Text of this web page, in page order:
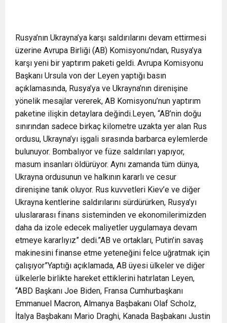
Rusya’nın Ukrayna’ya karşı saldırılarını devam ettirmesi
üzerine Avrupa Birliği (AB) Komisyonu’ndan, Rusya’ya
karşı yeni bir yaptırım paketi geldi. Avrupa Komisyonu
Başkanı Ursula von der Leyen yaptığı basın
açıklamasında, Rusya’ya ve Ukrayna’nın direnişine
yönelik mesajlar vererek, AB Komisyonu’nun yaptırım
paketine ilişkin detaylara değindi.Leyen, “AB’nin doğu
sınırından sadece birkaç kilometre uzakta yer alan Rus
ordusu, Ukrayna’yı işgali sırasında barbarca eylemlerde
bulunuyor. Bombalıyor ve füze saldırıları yapıyor,
masum insanları öldürüyor. Aynı zamanda tüm dünya,
Ukrayna ordusunun ve halkının kararlı ve cesur
direnişine tanık oluyor. Rus kuvvetleri Kiev’e ve diğer
Ukrayna kentlerine saldırılarını sürdürürken, Rusya’yı
uluslararası finans sisteminden ve ekonomilerimizden
daha da izole edecek maliyetler uygulamaya devam
etmeye kararlıyız” dedi.”AB ve ortakları, Putin’in savaş
makinesini finanse etme yeteneğini felce uğratmak için
çalışıyor”Yaptığı açıklamada, AB üyesi ülkeler ve diğer
ülkelerle birlikte hareket ettiklerini hatırlatan Leyen,
“ABD Başkanı Joe Biden, Fransa Cumhurbaşkanı
Emmanuel Macron, Almanya Başbakanı Olaf Scholz,
İtalya Başbakanı Mario Draghi, Kanada Başbakanı Justin